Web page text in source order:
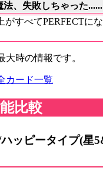
法、失敗しちゃった
がすべてPERFECTに
時の情報です。
カード一覧
比較
ッピータイプ(星